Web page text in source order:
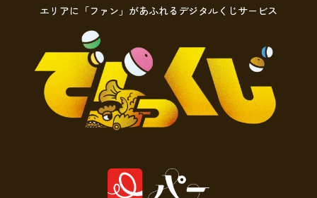
エリアに「ファン」があふれるデジタルくじサービス